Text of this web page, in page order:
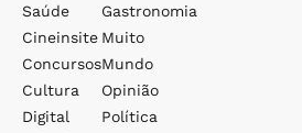
Saúde
Cineinsite
Concursos
Cultura
Digital
Gastronomia
Muito
Mundo
Opinião
Política